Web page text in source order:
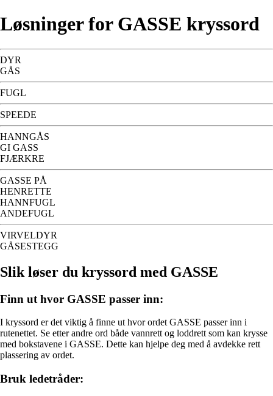
Løsninger for GASSE kryssord
DYR
GÅS
FUGL
SPEEDE
HANNGÅS
GI GASS
FJÆRKRE
GASSE PÅ
HENRETTE
HANNFUGL
ANDEFUGL
VIRVELDYR
GÅSESTEGG
Slik løser du kryssord med GASSE
Finn ut hvor GASSE passer inn:
I kryssord er det viktig å finne ut hvor ordet GASSE passer inn i
rutenettet. Se etter andre ord både vannrett og loddrett som kan krysse
med bokstavene i GASSE. Dette kan hjelpe deg med å avdekke rett
plassering av ordet.
Bruk ledetråder: